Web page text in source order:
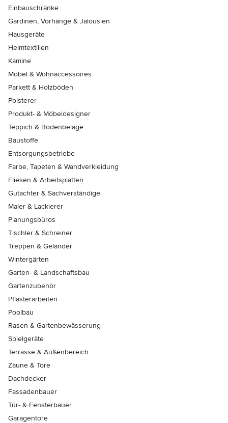
Einbauschränke
Gardinen, Vorhänge & Jalousien
Hausgeräte
Heimtextilien
Kamine
Möbel & Wohnaccessoires
Parkett & Holzböden
Polsterer
Produkt- & Möbeldesigner
Teppich & Bodenbeläge
Baustoffe
Entsorgungsbetriebe
Farbe, Tapeten & Wandverkleidung
Fliesen & Arbeitsplatten
Gutachter & Sachverständige
Maler & Lackierer
Planungsbüros
Tischler & Schreiner
Treppen & Geländer
Wintergärten
Garten- & Landschaftsbau
Gartenzubehör
Pflasterarbeiten
Poolbau
Rasen & Gartenbewässerung
Spielgeräte
Terrasse & Außenbereich
Zäune & Tore
Dachdecker
Fassadenbauer
Tür- & Fensterbauer
Garagentore